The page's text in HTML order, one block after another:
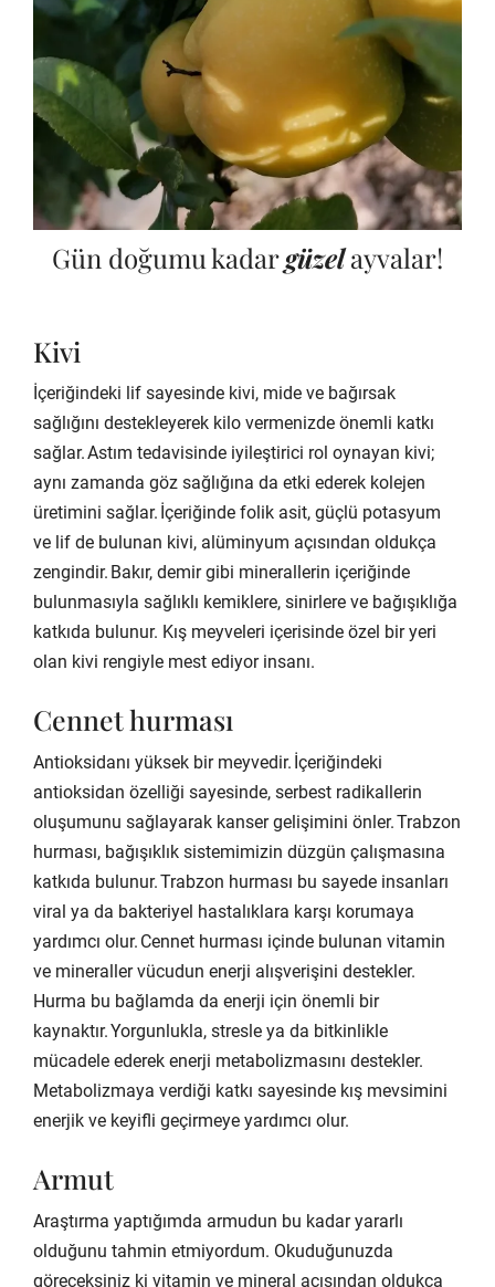
Gün doğumu kadargüzelayvalar!
Kivi
İçeriğindeki lif sayesinde kivi, mide ve bağırsak
sağlığını destekleyerek kilo vermenizde önemli katkı
sağlar. Astım tedavisinde iyileştirici rol oynayan kivi;
aynı zamanda göz sağlığına da etki ederek kolejen
üretimini sağlar. İçeriğinde folik asit, güçlü potasyum
ve lif de bulunan kivi, alüminyum açısından oldukça
zengindir. Bakır, demir gibi minerallerin içeriğinde
bulunmasıyla sağlıklı kemiklere, sinirlere ve bağışıklığa
katkıda bulunur. Kış meyveleri içerisinde özel bir yeri
olan kivi rengiyle mest ediyor insanı.
Cennet hurması
Antioksidanı yüksek bir meyvedir. İçeriğindeki
antioksidan özelliği sayesinde, serbest radikallerin
oluşumunu sağlayarak kanser gelişimini önler. Trabzon
hurması, bağışıklık sistemimizin düzgün çalışmasına
katkıda bulunur. Trabzon hurması bu sayede insanları
viral ya da bakteriyel hastalıklara karşı korumaya
yardımcı olur. Cennet hurması içinde bulunan vitamin
ve mineraller vücudun enerji alışverişini destekler.
Hurma bu bağlamda da enerji için önemli bir
kaynaktır. Yorgunlukla, stresle ya da bitkinlikle
mücadele ederek enerji metabolizmasını destekler.
Metabolizmaya verdiği katkı sayesinde kış mevsimini
enerjik ve keyifli geçirmeye yardımcı olur.
Armut
Araştırma yaptığımda armudun bu kadar yararlı
olduğunu tahmin etmiyordum. Okuduğunuzda
göreceksiniz ki vitamin ve mineral açısından oldukça